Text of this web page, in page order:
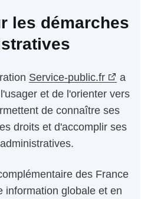
les démarches
Service-public.fr
a
et de l'orienter vers
de connaître ses
droits et d'accomplir ses
des France
information globale et en